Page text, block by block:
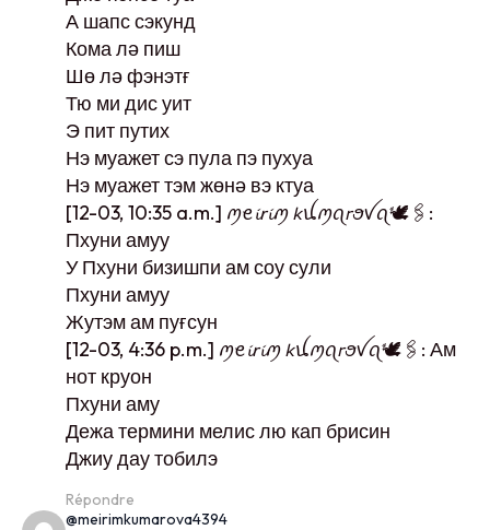
А шапс сэкунд
Кома лә пиш
Шө лә фэнэтғ
Тю ми дис уит
Э пит путих
Нэ муажет сэ пула пэ пухуа
Нэ муажет тэм жөнә вэ ктуа
[12-03, 10:35 a.m.] ꪑꫀ𝓲𝘳𝓲ꪑ 𝘬ꪊꪑꪖ𝘳ꪮꪜꪖ🕊️🖇️:
Пхуни амуу
У Пхуни бизишпи ам соу сули
Пхуни амуу
Жутэм ам пуғсун
[12-03, 4:36 p.m.] ꪑꫀ𝓲𝘳𝓲ꪑ 𝘬ꪊꪑꪖ𝘳ꪮꪜꪖ🕊️🖇️: Ам
нот круон
Пхуни аму
Дежа термини мелис лю кап брисин
Джиу дау тобилэ
Répondre
@meirimkumarova4394says: